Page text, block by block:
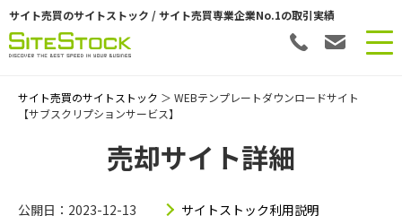
サイト売買のサイトストック / サイト売買専業企業No.1の取引実績
サイト売買のサイトストック ＞ WEBテンプレートダウンロードサイト
【サブスクリプションサービス】
売却サイト詳細
公開日：2023-12-13 サイトストック利用説明